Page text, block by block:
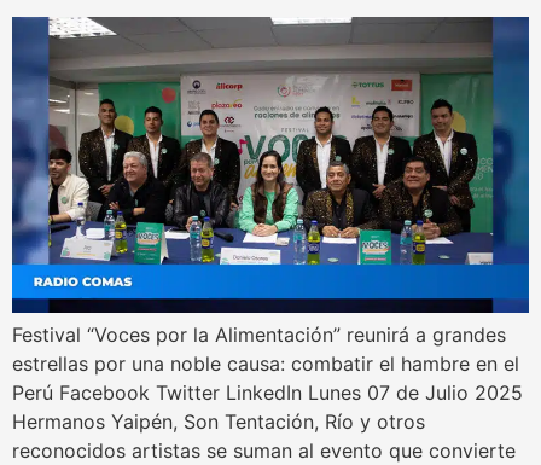
Festival “Voces por la Alimentación” reunirá a grandes
estrellas por una noble causa: combatir el hambre en el
Perú Facebook Twitter LinkedIn Lunes 07 de Julio 2025
Hermanos Yaipén, Son Tentación, Río y otros
reconocidos artistas se suman al evento que convierte